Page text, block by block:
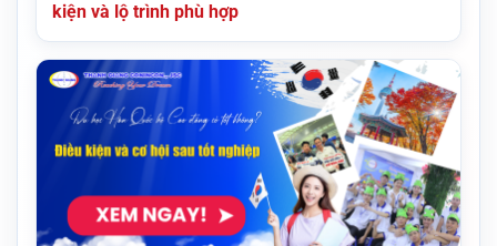
kiện và lộ trình phù hợp